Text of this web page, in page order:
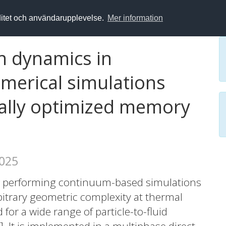
och användarupplevelse. Mer information
dynamics in
simulations
optimized memory
continuum-based simulations
geometric complexity at thermal
a wide range of particle-to-fluid